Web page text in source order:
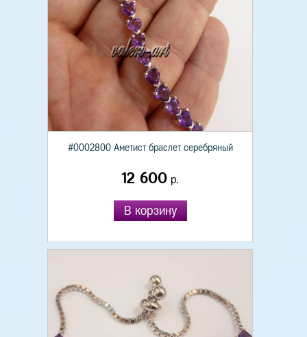
#0002800 Аметист браслет серебряный
12 600 р.
В корзину